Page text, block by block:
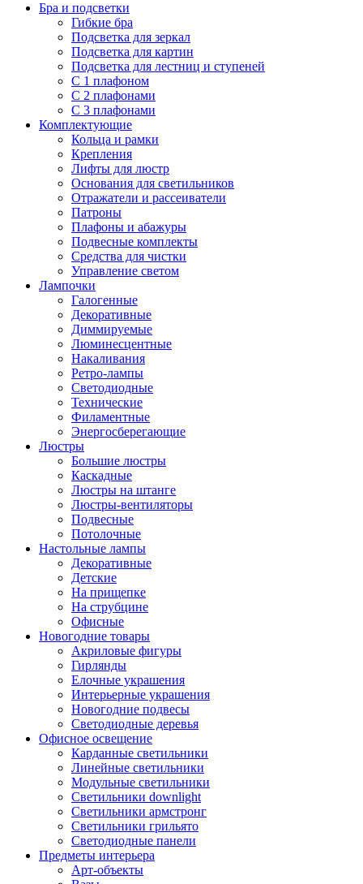
Бра и подсветки
Гибкие бра
Подсветка для зеркал
Подсветка для картин
Подсветка для лестниц и ступеней
С 1 плафоном
С 2 плафонами
С 3 плафонами
Комплектующие
Кольца и рамки
Крепления
Лифты для люстр
Основания для светильников
Отражатели и рассеиватели
Патроны
Плафоны и абажуры
Подвесные комплекты
Средства для чистки
Управление светом
Лампочки
Галогенные
Декоративные
Диммируемые
Люминесцентные
Накаливания
Ретро-лампы
Светодиодные
Технические
Филаментные
Энергосберегающие
Люстры
Большие люстры
Каскадные
Люстры на штанге
Люстры-вентиляторы
Подвесные
Потолочные
Настольные лампы
Декоративные
Детские
На прищепке
На струбцине
Офисные
Новогодние товары
Акриловые фигуры
Гирлянды
Елочные украшения
Интерьерные украшения
Новогодние подвесы
Светодиодные деревья
Офисное освещение
Карданные светильники
Линейные светильники
Модульные светильники
Светильники downlight
Светильники армстронг
Светильники грильято
Светодиодные панели
Предметы интерьера
Арт-объекты